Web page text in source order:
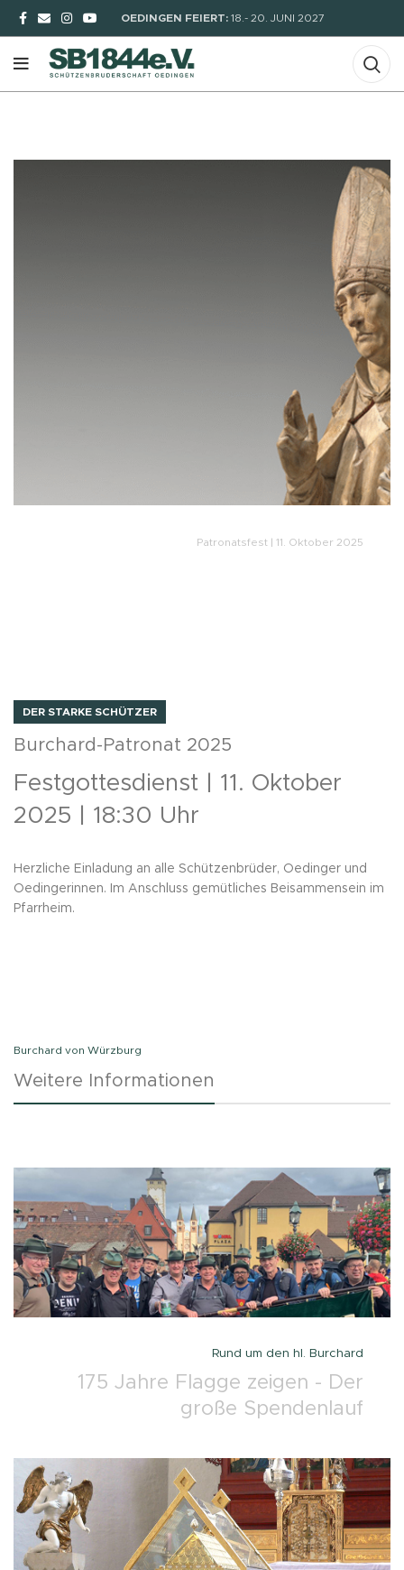
OEDINGEN FEIERT: 18.- 20. JUNI 2027
Patronatsfest | 11. Oktober 2025
DER STARKE SCHÜTZER
Burchard-Patronat 2025
Festgottesdienst | 11. Oktober
2025 | 18:30 Uhr
Herzliche Einladung an alle Schützenbrüder, Oedinger und
Oedingerinnen. Im Anschluss gemütliches Beisammensein im
Pfarrheim.
Burchard von Würzburg
Weitere Informationen
Rund um den hl. Burchard
175 Jahre Flagge zeigen - Der
große Spendenlauf